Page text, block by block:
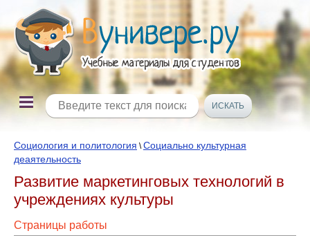
Социология и политология \Социально культурная
деаятельность
Развитие маркетинговых технологий в
учреждениях культуры
Страницы работы